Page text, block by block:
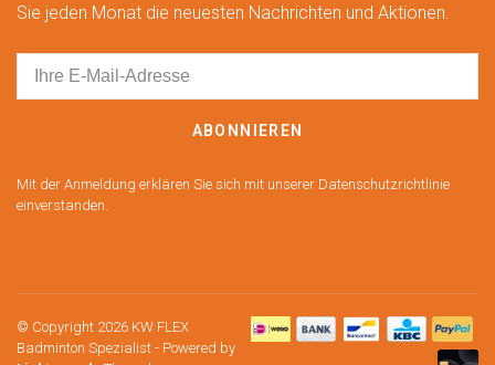
Sie jeden Monat die neuesten Nachrichten und Aktionen.
ABONNIEREN
Mit der Anmeldung erklären Sie sich mit unserer Datenschutzrichtlinie
einverstanden.
© Copyright 2026 KW FLEX
Badminton Spezialist - Powered by